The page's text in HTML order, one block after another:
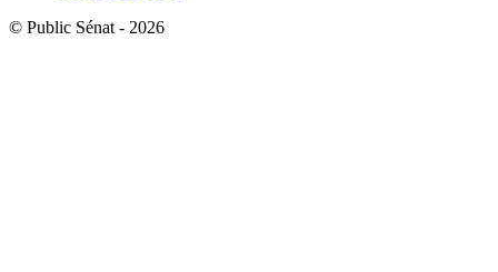
© Public Sénat - 2026